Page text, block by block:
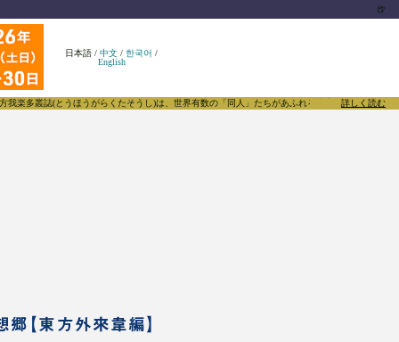
🍺
日本語 /中文 /한국어 /
English
(とうほうがらくたそうし)は、世界有数の「同人」たちがあふれる東方Projectについて発信する
詳しく読む
郷【東方外來韋編】